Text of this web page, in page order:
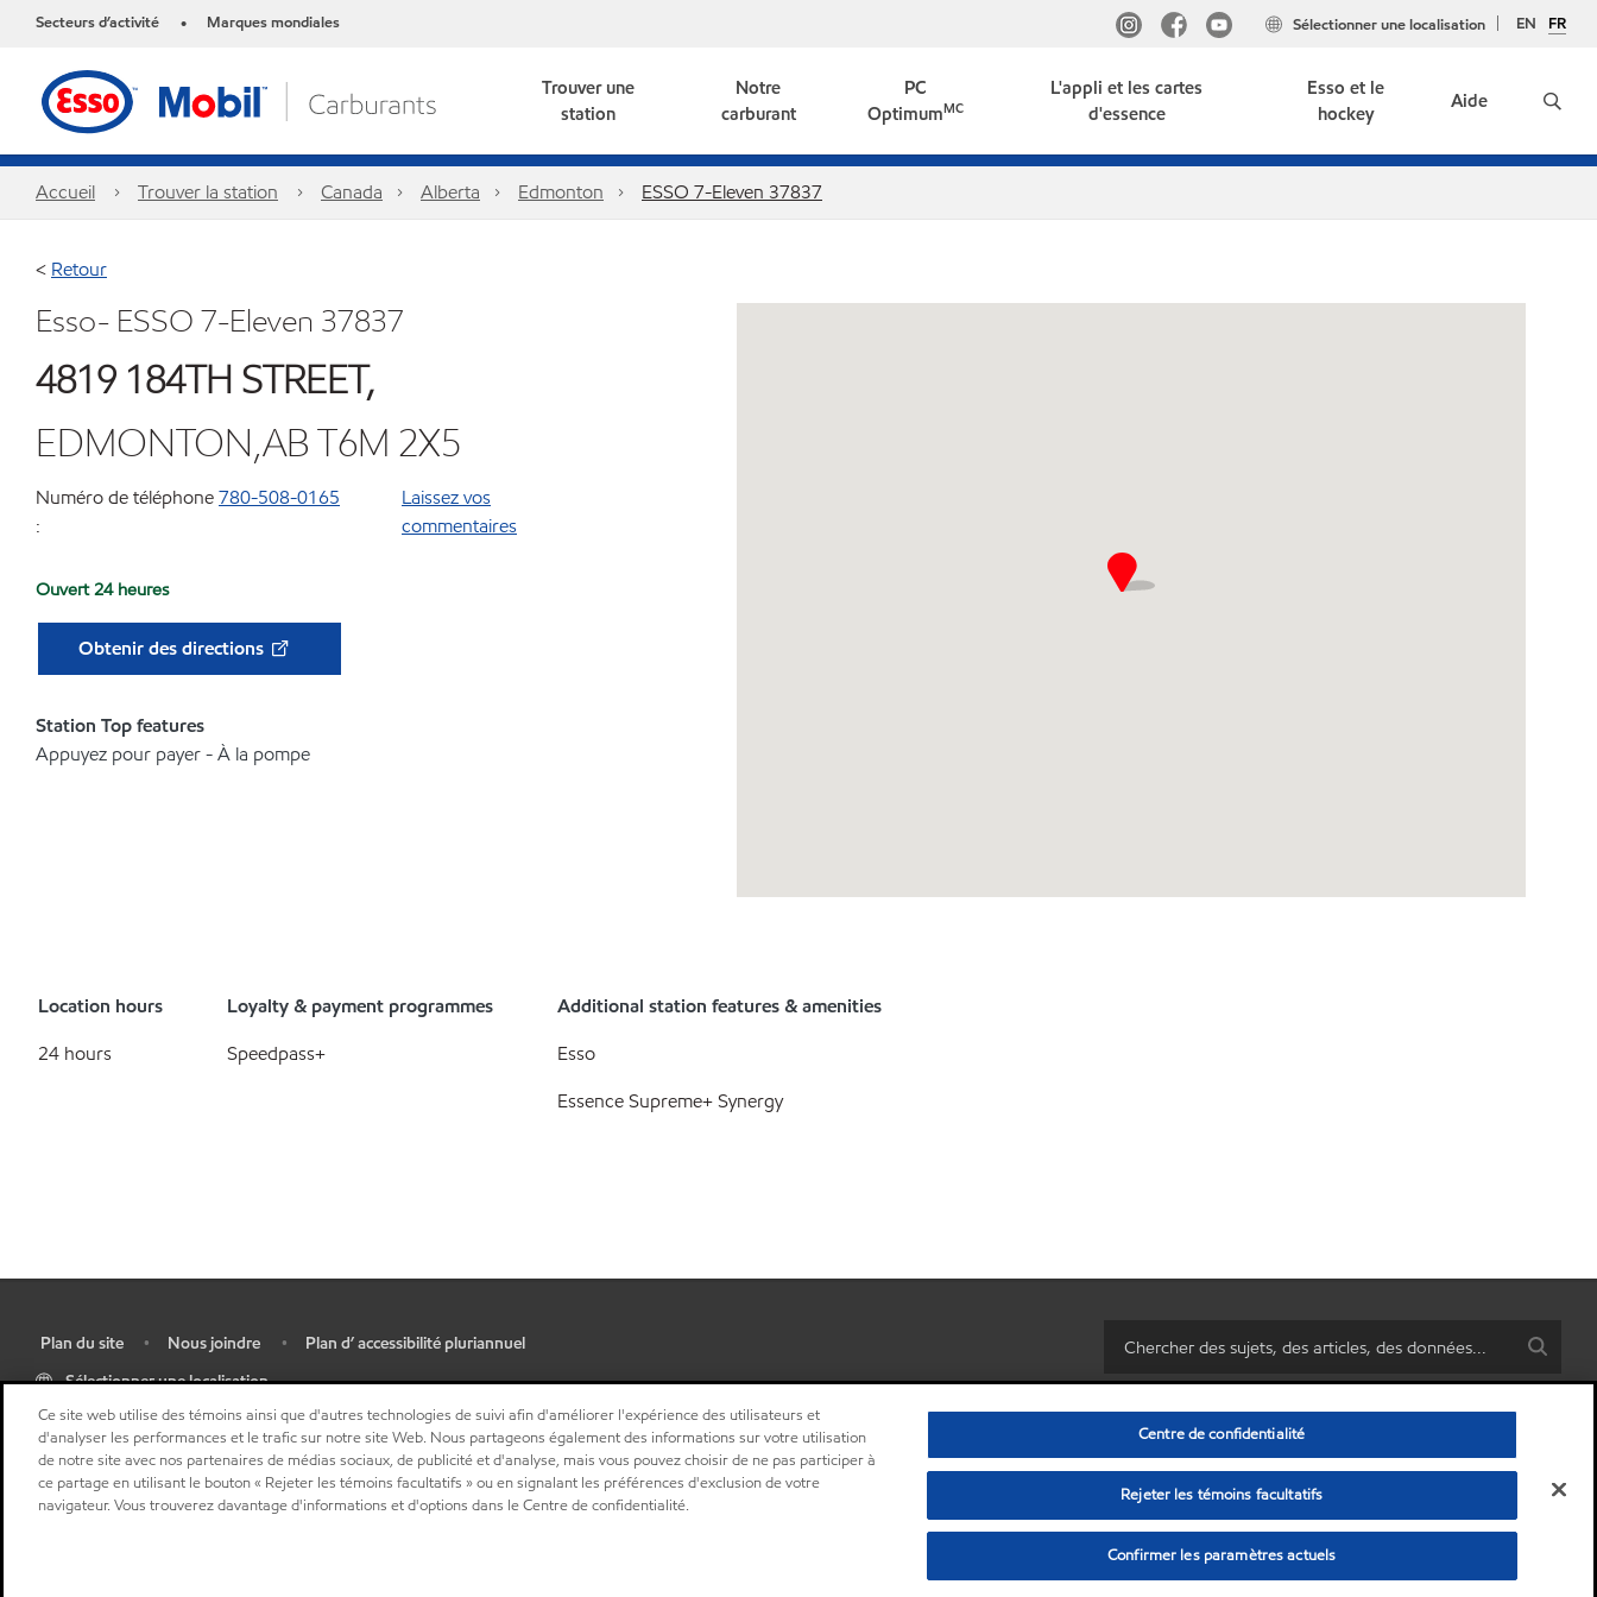
Secteurs d’activité • Marques mondiales EN FR
Sélectionner une localisation
Trouver une
station
Notre
carburant
PC
OptimumMC
L'appli et les cartes
d'essence
Esso et le
hockey
Aide
Accueil Trouver la station Canada Alberta Edmonton ESSO 7-Eleven 37837
< Retour
Esso- ESSO 7-Eleven 37837
4819 184TH STREET,
EDMONTON,AB T6M 2X5
Numéro de téléphone
:
780-508-0165
Laissez vos
commentaires
Ouvert 24 heures
Obtenir des directions
Station Top features
Appuyez pour payer - À la pompe
Location hours
24 hours
Loyalty & payment programmes
Speedpass+
Additional station features & amenities
Esso
Essence Supreme+ Synergy
Plan du site • Nous joindre •
Plan d’ accessibilité pluriannuel
Sélectionner une localisation
• Centre de confidentialité (Ne pas vendre ou partager mes informations personnelles) • Politique de confidentialité
© Copyright 2003-2026Exxon Mobil Corporation. Tous les droits sont réservés.
Ce site web utilise des témoins ainsi que d'autres technologies de suivi afin d'améliorer l'expérience des utilisateurs et
d'analyser les performances et le trafic sur notre site Web. Nous partageons également des informations sur votre utilisation
de notre site avec nos partenaires de médias sociaux, de publicité et d'analyse, mais vous pouvez choisir de ne pas participer à
ce partage en utilisant le bouton « Rejeter les témoins facultatifs » ou en signalant les préférences d'exclusion de votre
navigateur. Vous trouverez davantage d'informations et d'options dans le Centre de confidentialité.
Centre de confidentialité
Rejeter les témoins facultatifs
Confirmer les paramètres actuels